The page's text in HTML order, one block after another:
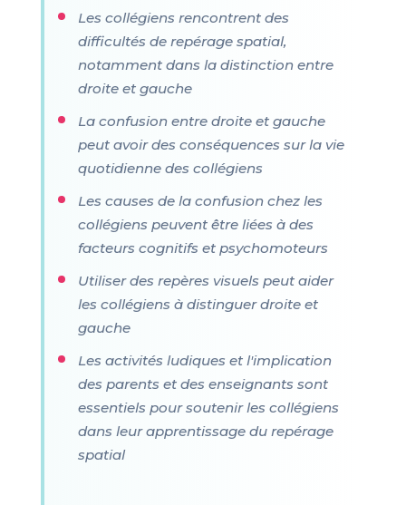
Les collégiens rencontrent des
difficultés de repérage spatial,
notamment dans la distinction entre
droite et gauche
La confusion entre droite et gauche
peut avoir des conséquences sur la vie
quotidienne des collégiens
Les causes de la confusion chez les
collégiens peuvent être liées à des
facteurs cognitifs et psychomoteurs
Utiliser des repères visuels peut aider
les collégiens à distinguer droite et
gauche
Les activités ludiques et l'implication
des parents et des enseignants sont
essentiels pour soutenir les collégiens
dans leur apprentissage du repérage
spatial